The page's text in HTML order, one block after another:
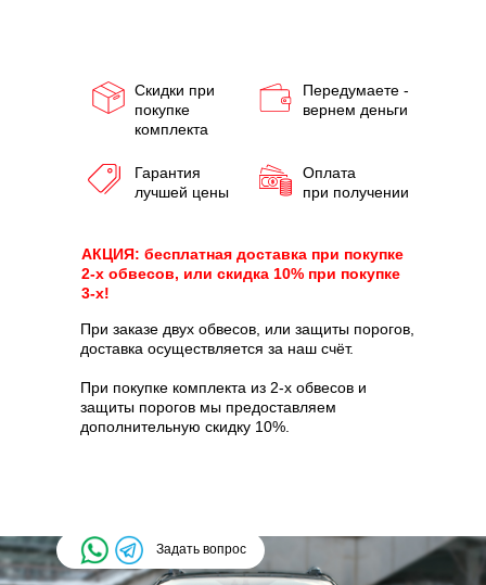
Скидки при
покупке
комплекта
Передумаете -
вернем деньги
Гарантия
лучшей цены
Оплата
при получении
АКЦИЯ: бесплатная доставка при покупке
2-х обвесов, или скидка 10% при покупке
3-х!
При заказе двух обвесов, или защиты порогов,
доставка осуществляется за наш счёт.
При покупке комплекта из 2-х обвесов и
защиты порогов мы предоставляем
дополнительную скидку 10%.
Задать вопрос